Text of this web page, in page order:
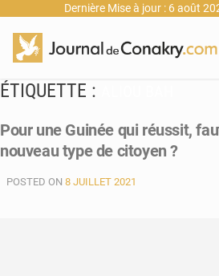
Dernière Mise à jour : 6 août
ÉTIQUETTE :
Pour une Guinée qui réussit,
nouveau type de citoyen ?
POSTED ON 8 JUILLET 2021